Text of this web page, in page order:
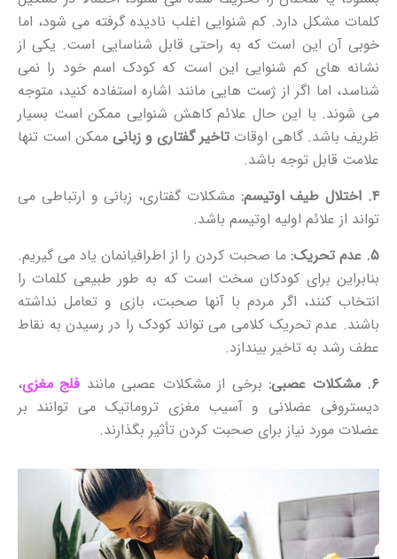
کلمات مشکل دارد. کم شنوایی اغلب نادیده گرفته می شود، اما
خوبی آن این است که به راحتی قابل شناسایی است. یکی از
نشانه های کم شنوایی این است که کودک اسم خود را نمی
شناسد، اما اگر از ژست هایی مانند اشاره استفاده کنید، متوجه
می شوند. با این حال علائم کاهش شنوایی ممکن است بسیار
ظریف باشد. گاهی اوقات تاخیر گفتاری و زبانی ممکن است تنها
علامت قابل توجه باشد.
۴. اختلال طیف اوتیسم:
مشکلات گفتاری، زبانی و ارتباطی می
تواند از علائم اولیه اوتیسم باشد.
۵. عدم تحریک:
ما صحبت کردن را از اطرافیانمان یاد می گیریم.
بنابراین برای کودکان سخت است که به طور طبیعی کلمات را
انتخاب کنند، اگر مردم با آنها صحبت، بازی و تعامل نداشته
باشند. عدم تحریک کلامی می تواند کودک را در رسیدن به نقاط
عطف رشد به تاخیر بیندازد.
۶. مشکلات عصبی:
برخی از مشکلات عصبی مانند فلج مغزی،
دیستروفی عضلانی و آسیب مغزی تروماتیک می توانند بر
عضلات مورد نیاز برای صحبت کردن تأثیر بگذارند.